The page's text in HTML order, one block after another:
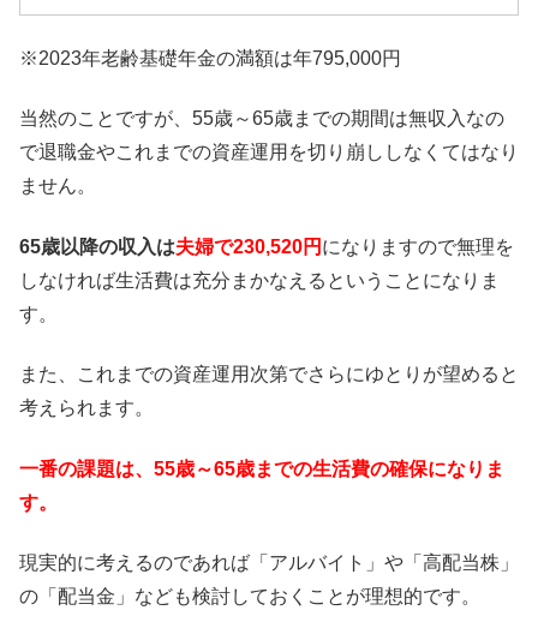
※2023年老齢基礎年金の満額は年795,000円
当然のことですが、55歳～65歳までの期間は無収入なの
で退職金やこれまでの資産運用を切り崩ししなくてはなり
ません。
65歳以降の収入は夫婦で230,520円 になりますので無理を
しなければ生活費は充分まかなえるということになりま
す。
また、これまでの資産運用次第でさらにゆとりが望めると
考えられます。
一番の課題は、55歳～65歳までの生活費の確保になりま
す。
現実的に考えるのであれば「アルバイト」や「高配当株」
の「配当金」なども検討しておくことが理想的です。